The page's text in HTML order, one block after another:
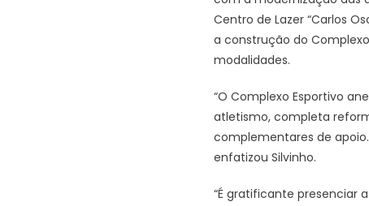
Centro de Lazer “Carlos
a construção do Complexo
modalidades.
“O Complexo Esportivo
atletismo, completa
complementares de
enfatizou Silvinho.
“É gratificante presenciar